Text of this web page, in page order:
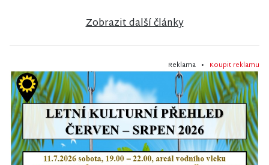
Zobrazit další články
Reklama • Koupit reklamu